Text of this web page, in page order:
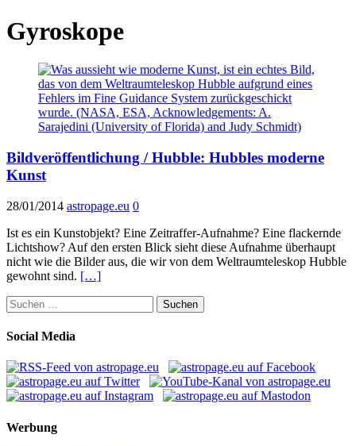
Gyroskope
Bildveröffentlichung / Hubble: Hubbles moderne
Kunst
28/01/2014 astropage.eu 0
Ist es ein Kunstobjekt? Eine Zeitraffer-Aufnahme? Eine flackernde
Lichtshow? Auf den ersten Blick sieht diese Aufnahme überhaupt
nicht wie die Bilder aus, die wir von dem Weltraumteleskop Hubble
gewohnt sind. […]
Suchen
nach:
Social Media
Werbung